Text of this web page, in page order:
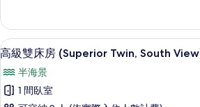
片
房
的
詳
顯
示
高
級
書桌、遮
4
高級雙床房 (Superior Twin, South
半海景
1 間臥室